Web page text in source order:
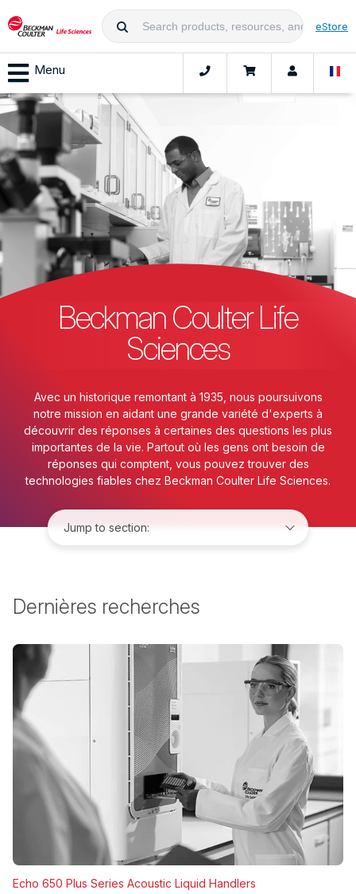
eStore
Menu
Beckman Coulter Life
Sciences
Avec un historique remontant à 1935, nous poursuivons
notre mission en aidant une grande variété d'experts à
découvrir des réponses à certaines des questions les plus
importantes de la vie. Partout où les gens ont besoin de
réponses qui comptent, vous pouvez trouver des
technologies fiables chez Beckman Coulter Life Sciences.
Dernières recherches
Echo 650 Plus Series Acoustic Liquid Handlers